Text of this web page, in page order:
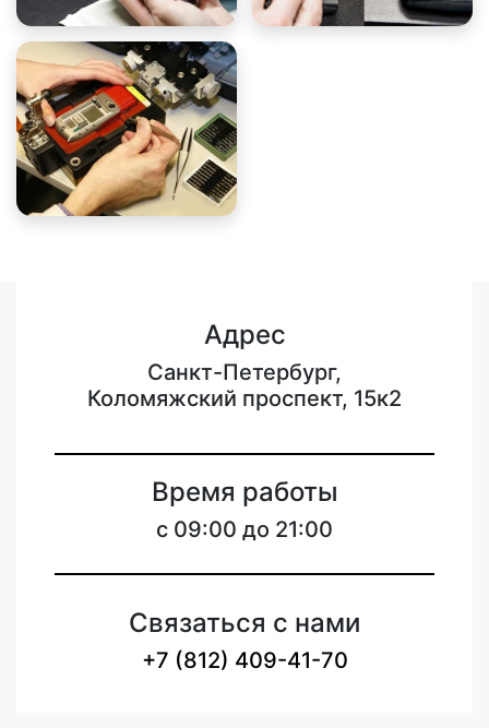
Адрес
Санкт-Петербург,
Коломяжский проспект, 15к2
Время работы
c 09:00 до 21:00
Связаться с нами
+7 (812) 409-41-70